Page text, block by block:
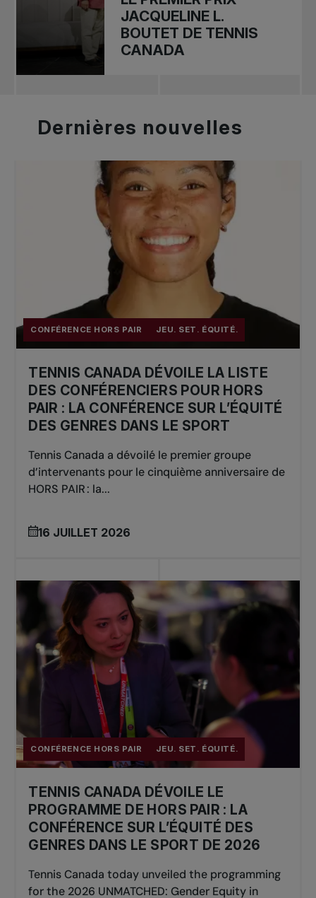
JACQUELINE L.
BOUTET DE TENNIS
CANADA
Dernières nouvelles
CONFÉRENCE HORS PAIR JEU. SET. ÉQUITÉ.
TENNIS CANADA DÉVOILE LA LISTE
DES CONFÉRENCIERS POUR HORS
PAIR : LA CONFÉRENCE SUR L’ÉQUITÉ
DES GENRES DANS LE SPORT
Tennis Canada a dévoilé le premier groupe
d’intervenants pour le cinquième anniversaire de
HORS PAIR : la...
16 JUILLET 2026
CONFÉRENCE HORS PAIR JEU. SET. ÉQUITÉ.
TENNIS CANADA DÉVOILE LE
PROGRAMME DE HORS PAIR : LA
CONFÉRENCE SUR L’ÉQUITÉ DES
GENRES DANS LE SPORT DE 2026
Tennis Canada today unveiled the programming
for the 2026 UNMATCHED: Gender Equity in